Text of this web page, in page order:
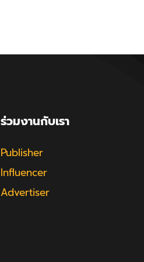
ร่วมงานกับเรา
Publisher
Influencer
Advertiser